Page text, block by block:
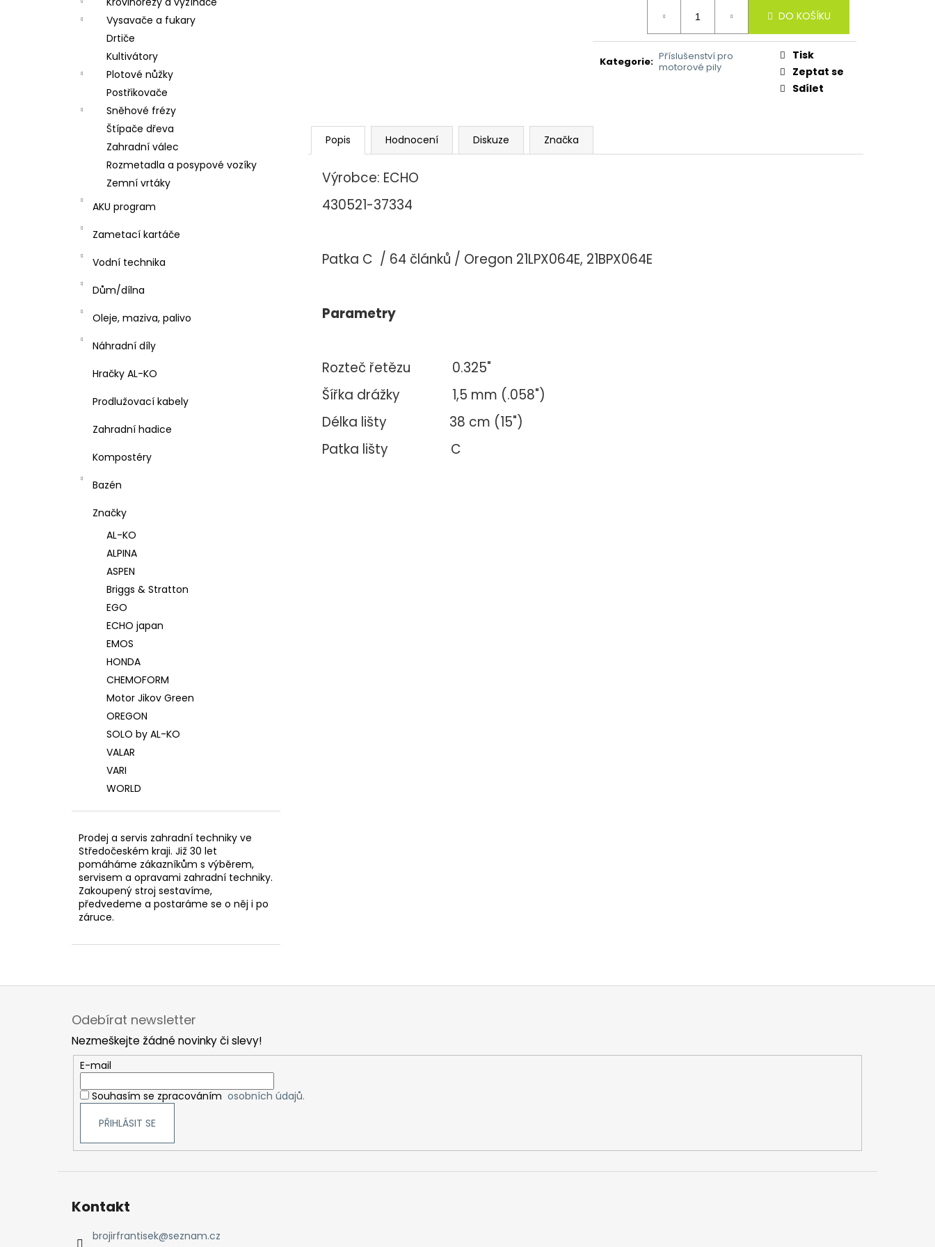
Vysavače a fukary
Drtiče
Kultivátory
Plotové nůžky
Postřikovače
Sněhové frézy
Štípače dřeva
Zahradní válec
Rozmetadla a posypové vozíky
Zemní vrtáky
AKU program
Zametací kartáče
Vodní technika
Dům/dílna
Oleje, maziva, palivo
Náhradní díly
Hračky AL-KO
Prodlužovací kabely
Zahradní hadice
Kompostéry
Bazén
Značky
AL-KO
ALPINA
ASPEN
Briggs & Stratton
EGO
ECHO japan
EMOS
HONDA
CHEMOFORM
Motor Jikov Green
OREGON
SOLO by AL-KO
VALAR
VARI
WORLD
Prodej a servis zahradní techniky ve
Středočeském kraji. Již 30 let
pomáháme zákazníkům s výběrem,
servisem a opravami zahradní techniky.
Zakoupený stroj sestavíme,
předvedeme a postaráme se o něj i po
záruce.
DO KOŠÍKU
Kategorie: Příslušenství pro
motorové pily
Tisk
Zeptat se
Sdílet
Popis Hodnocení Diskuze Značka
Výrobce: ECHO
430521-37334
Patka C / 64 článků / Oregon 21LPX064E, 21BPX064E
Parametry
Rozteč řetězu 0.325"
Šířka drážky 1,5 mm (.058")
Délka lišty 38 cm (15")
Patka lišty C
Z
Odebírat newsletter
Nezmeškejte žádné novinky či slevy!
E-mail
Souhasím se zpracováním osobních údajů.
PŘIHLÁSIT SE
Kontakt
brojirfrantisek@seznam.cz